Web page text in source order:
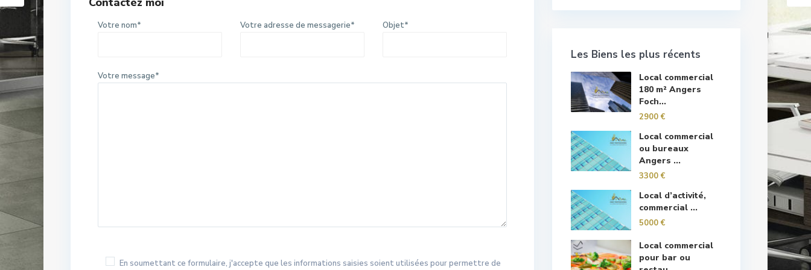
Votre nom* Votre adresse de messagerie* Objet*
Votre message*
En soumettant ce formulaire, j'accepte que les informations saisies soient utilisées pour permettre de
Les Biens les plus récents
Local commercial
180 m² Angers
Foch...
2900 €
Local commercial
ou bureaux
Angers ...
3300 €
Local d’activité,
commercial ...
5000 €
Local commercial
pour bar ou